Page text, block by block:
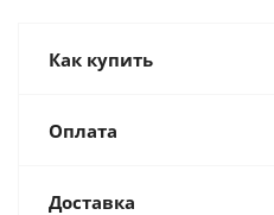
Как купить
Оплата
Доставка